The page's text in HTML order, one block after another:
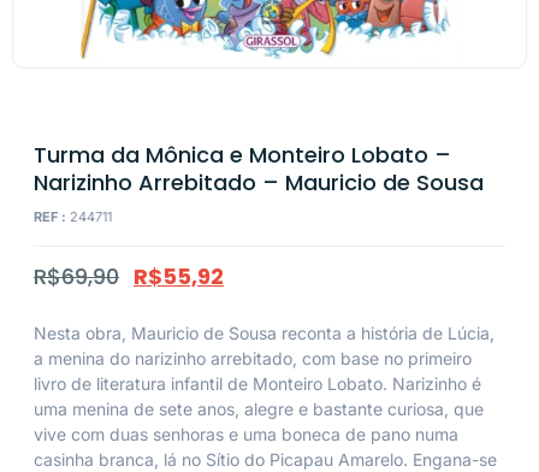
Turma da Mônica e Monteiro Lobato –
Narizinho Arrebitado – Mauricio de Sousa
REF : 244711
R$69,90 R$55,92
Nesta obra, Mauricio de Sousa reconta a história de Lúcia,
a menina do narizinho arrebitado, com base no primeiro
livro de literatura infantil de Monteiro Lobato. Narizinho é
uma menina de sete anos, alegre e bastante curiosa, que
vive com duas senhoras e uma boneca de pano numa
casinha branca, lá no Sítio do Picapau Amarelo. Engana-se